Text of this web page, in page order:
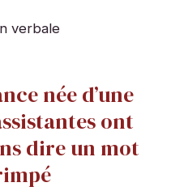
verbale
née d’une
ont
dire un mot